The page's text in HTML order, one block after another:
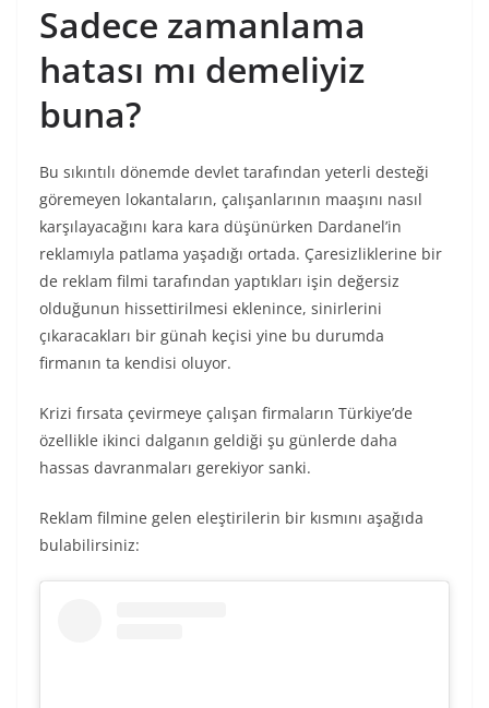
Sadece zamanlama
hatası mı demeliyiz
buna?
Bu sıkıntılı dönemde devlet tarafından yeterli desteği
göremeyen lokantaların, çalışanlarının maaşını nasıl
karşılayacağını kara kara düşünürken Dardanel’in
reklamıyla patlama yaşadığı ortada. Çaresizliklerine bir
de reklam filmi tarafından yaptıkları işin değersiz
olduğunun hissettirilmesi eklenince, sinirlerini
çıkaracakları bir günah keçisi yine bu durumda
firmanın ta kendisi oluyor.
Krizi fırsata çevirmeye çalışan firmaların Türkiye’de
özellikle ikinci dalganın geldiği şu günlerde daha
hassas davranmaları gerekiyor sanki.
Reklam filmine gelen eleştirilerin bir kısmını aşağıda
bulabilirsiniz: